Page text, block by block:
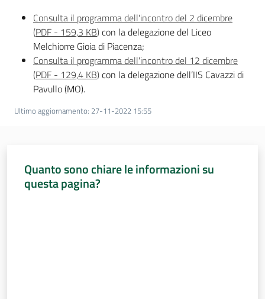
Per i media
Per i cittadini
Consulta il programma dell'incontro del 2 dicembre
(PDF - 159,3 KB)con la delegazione del Liceo
Melchiorre Gioia di Piacenza;
Consulta il programma dell'incontro del 12 dicembre
(PDF - 129,4 KB)con la delegazione dell’IIS Cavazzi di
Pavullo (MO).
Ultimo aggiornamento: 27-11-2022 15:55
Quanto sono chiare le informazioni su
questa pagina?